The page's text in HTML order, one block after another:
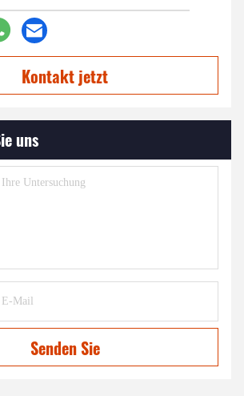
Kontakt jetzt
uns
Senden Sie